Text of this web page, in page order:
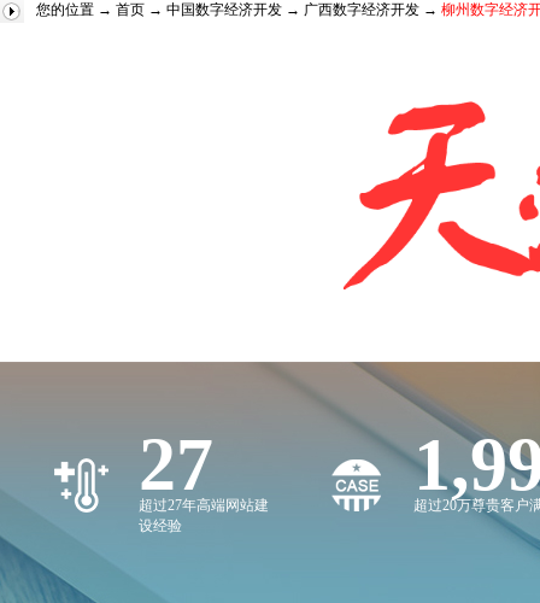
您的位置 → 首页 → 中国数字经济开发 → 广西数字经济开发 → 柳州数字经济
27
超过27年高端网站建
设经验
超过20万尊贵客户